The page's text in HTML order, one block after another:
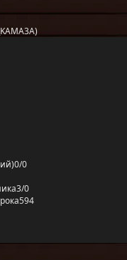
0/0
3/0
594